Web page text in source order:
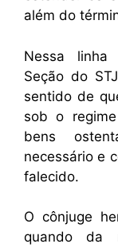
além do
Nessa linha
Seção do
sentido de
sob o
bens
necessário e
falecido.
O cônjuge
quando da